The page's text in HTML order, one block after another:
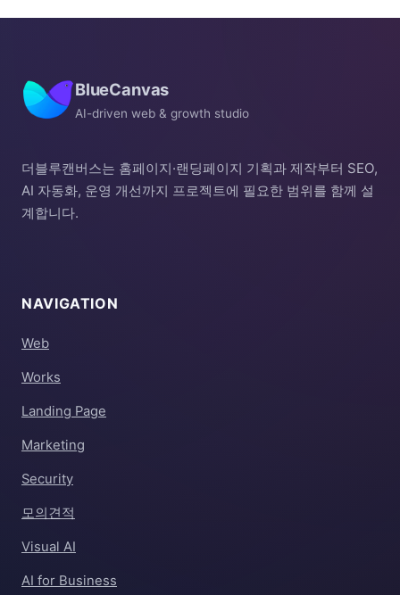
BlueCanvas
AI-driven web & growth studio
더블루캔버스는 홈페이지·랜딩페이지 기획과 제작부터 SEO,
AI 자동화, 운영 개선까지 프로젝트에 필요한 범위를 함께 설
계합니다.
NAVIGATION
Web
Works
Landing Page
Marketing
Security
모의견적
Visual AI
AI for Business